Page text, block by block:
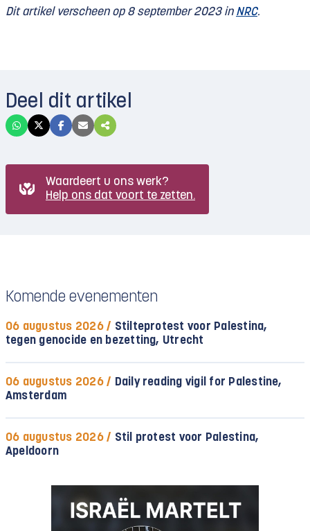
Dit artikel verscheen op 8 september 2023 in NRC.
Deel dit artikel
Waardeert u ons werk?
Help ons dat voort te zetten.
Komende evenementen
06 augustus 2026 / Stilteprotest voor Palestina,
tegen genocide en bezetting, Utrecht
06 augustus 2026 / Daily reading vigil for Palestine,
Amsterdam
06 augustus 2026 / Stil protest voor Palestina,
Apeldoorn